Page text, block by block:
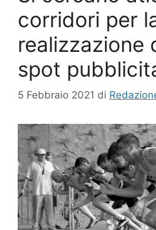
corridori per
realizzazione
spot
5 Febbraio 2021 di